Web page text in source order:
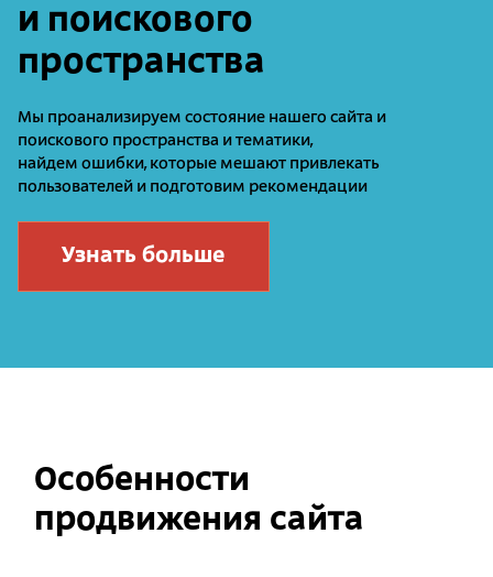
и поискового
пространства
Мы проанализируем состояние нашего сайта и
поискового пространства и тематики,
найдем ошибки, которые мешают привлекать
пользователей и подготовим рекомендации
Узнать больше
Особенности
продвижения сайта